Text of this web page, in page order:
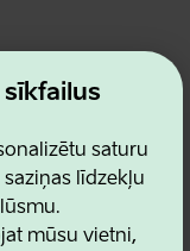
saturu
līdzekļu
mūsu vietni,